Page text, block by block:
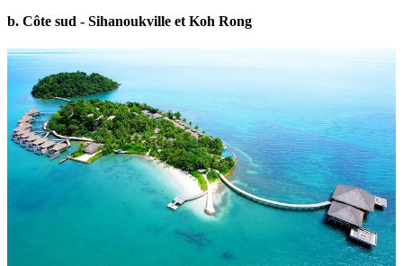
Sud-
en
janvier
Où aller en Asie du Sud-Est en janvier
? La saison sèche du
Cambodgefait de janvier le moment idéal pour explorer Siem Reap
et les célèbres temples d’Angkor Wat. Les températures agréables de
25 à 30°C permettent d’admirer le lever du soleil sur Angkor Wat
sous un ciel dégagé, parfait pour la photographie. Angkor Thom et
Ta Prohm (le “Temple Tomb Raider”) offrent des expériences
historiques immersives. Faire appel à un guide local enrichit la visite
en fournissant un contexte culturel et en révélant des détails souvent